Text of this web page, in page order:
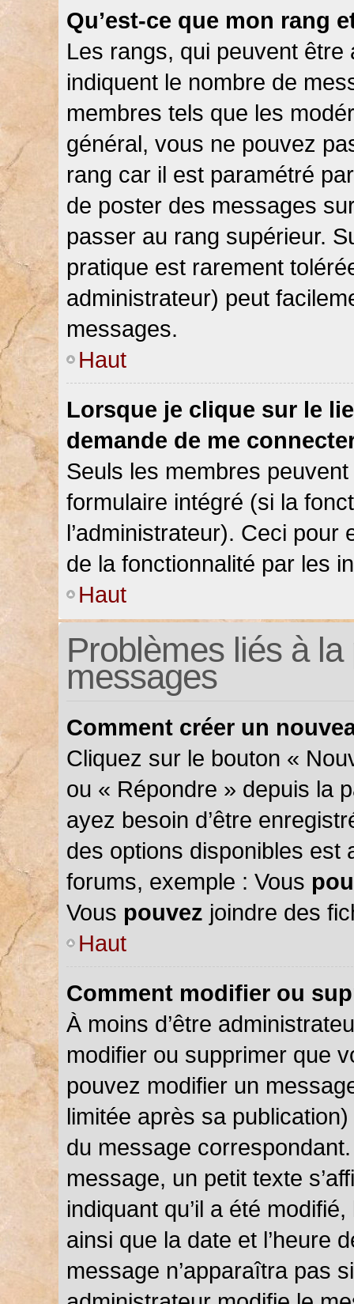
Qu’est-ce que mon rang
Les rangs, qui peuvent être
indiquent le nombre de
membres tels que les
général, vous ne pouvez
rang car il est paramétré
de poster des messages
passer au rang supérieur.
pratique est rarement
administrateur) peut
messages.
Haut
Lorsque je clique sur le
demande de me
Seuls les membres
formulaire intégré (si la
l’administrateur). Ceci pour
de la fonctionnalité par les
Haut
Problèmes liés à
messages
Comment créer un
Cliquez sur le bouton «
ou « Répondre » depuis la
ayez besoin d’être
des options disponibles est
forums, exemple : Vous
Vous pouvez joindre des
Haut
Comment modifier ou
À moins d’être
modifier ou supprimer que
pouvez modifier un
limitée après sa
du message
message, un petit texte
indiquant qu’il a été
ainsi que la date et l’heure
message n’apparaîtra pas